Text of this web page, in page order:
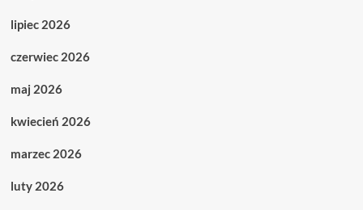
lipiec 2026
czerwiec 2026
maj 2026
kwiecień 2026
marzec 2026
luty 2026